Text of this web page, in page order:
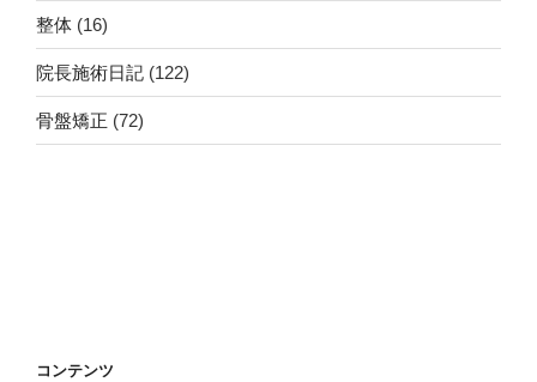
整体 (16)
院長施術日記 (122)
骨盤矯正 (72)
コンテンツ